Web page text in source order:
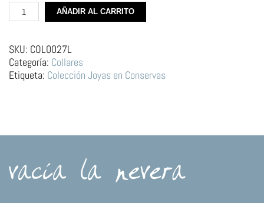
Colgante
de
–
Lata
de
Pareja
AÑADIR AL CARRITO
SKU: COL0027L
Categoría: Collares
Etiqueta: Colección Joyas en Conservas